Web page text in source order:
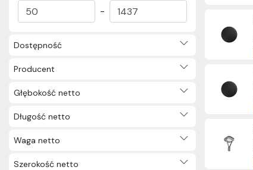
Oprawy meblowe (44)
Oprawki i akcesoria do opraw
Elektryka użytkowa (3231)
Nagrody (57)
-
Dostępność
Producent
Głębokość netto
Długość netto
Waga netto
Szerokość netto